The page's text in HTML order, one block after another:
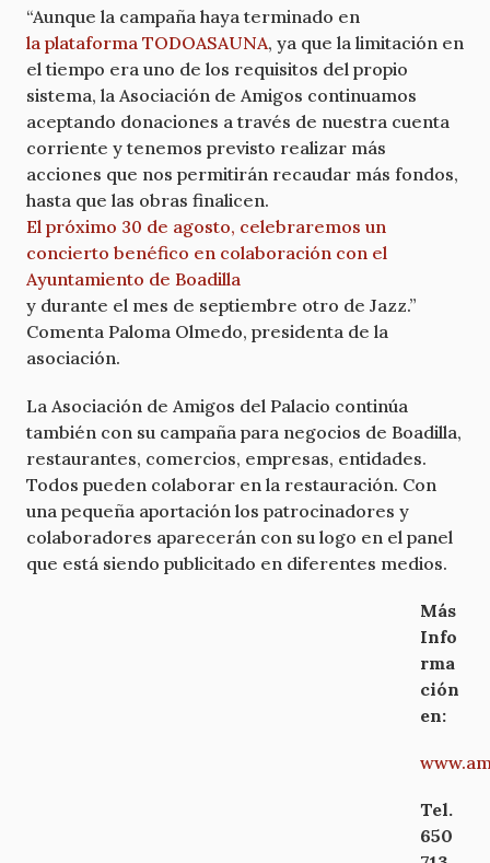
“Aunque la campaña haya terminado en
la plataforma TODOASAUNA, ya que la limitación en
el tiempo era uno de los requisitos del propio
sistema, la Asociación de Amigos continuamos
aceptando donaciones a través de nuestra cuenta
corriente y tenemos previsto realizar más
acciones que nos permitirán recaudar más fondos,
hasta que las obras finalicen.
El próximo 30 de agosto, celebraremos un
concierto benéfico en colaboración con el
Ayuntamiento de Boadilla
y durante el mes de septiembre otro de Jazz.”
Comenta Paloma Olmedo, presidenta de la
asociación.
La Asociación de Amigos del Palacio continúa
también con su campaña para negocios de Boadilla,
restaurantes, comercios, empresas, entidades.
Todos pueden colaborar en la restauración. Con
una pequeña aportación los patrocinadores y
colaboradores aparecerán con su logo en el panel
que está siendo publicitado en diferentes medios.
Más
Info
rma
ción
en:
Tel.
650